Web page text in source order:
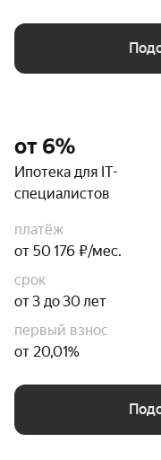
от 6%
Ипотека для IT-
специалистов
платёж
от 50 176 ₽/мес.
срок
от 3 до 30 лет
первый взнос
от 20,01%